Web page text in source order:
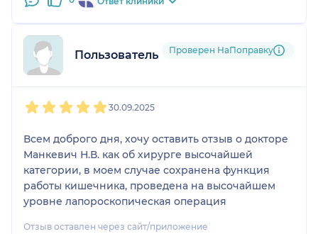
Пользователь НаПоправку
Проверен НаПоправку
30.09.2025
Всем доброго дня, хочу оставить отзыв о докторе
Манкевич Н.В. как об хирурге высочайшей
категории, в моем случае сохранена функция
работы кишечника, проведена на высочайшем
уровне лапороскопическая операция
Отзыв оставлен через сайт/приложение